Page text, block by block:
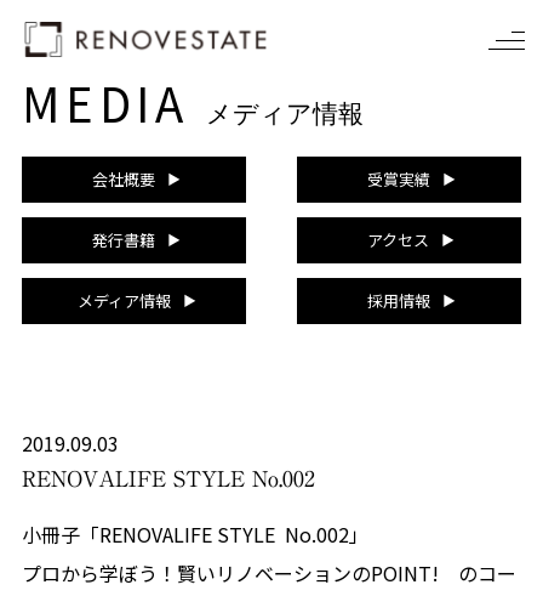
MEDIA メディア情報
会社概要 受賞実績
発行書籍 アクセス
メディア情報 採用情報
2019.09.03
RENOVALIFE STYLE No.002
小冊子「RENOVALIFE STYLE No.002」
プロから学ぼう！賢いリノベーションのPOINT! のコー